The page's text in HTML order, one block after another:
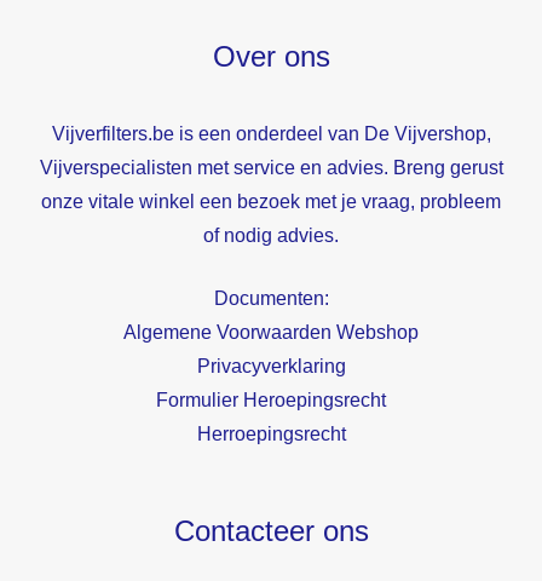
Over ons
Vijverfilters.be is een onderdeel van De Vijvershop,
Vijverspecialisten met service en advies. Breng gerust
onze vitale winkel een bezoek met je vraag, probleem
of nodig advies.
Documenten:
Algemene Voorwaarden Webshop
Privacyverklaring
Formulier Heroepingsrecht
Herroepingsrecht
Contacteer ons